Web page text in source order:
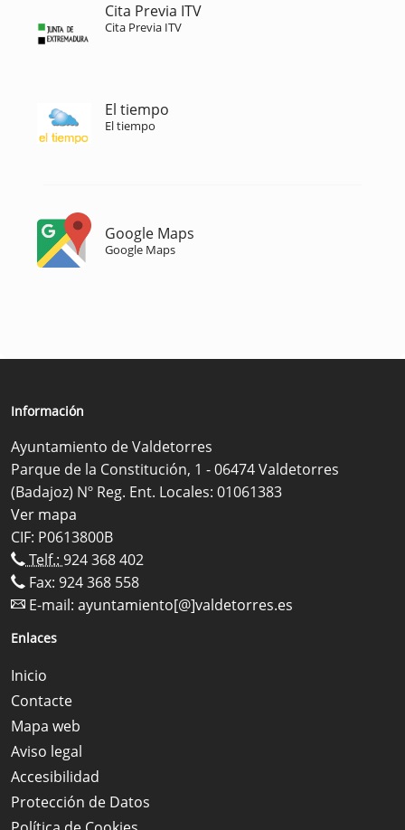
Cita Previa ITV
Cita Previa ITV
El tiempo
El tiempo
Google Maps
Google Maps
Información
Ayuntamiento de Valdetorres
Parque de la Constitución, 1 - 06474 Valdetorres
(Badajoz) Nº Reg. Ent. Locales: 01061383
Ver mapa
CIF: P0613800B
Telf.: 924 368 402
Fax: 924 368 558
E-mail: ayuntamiento[@]valdetorres.es
Enlaces
Inicio
Contacte
Mapa web
Aviso legal
Accesibilidad
Protección de Datos